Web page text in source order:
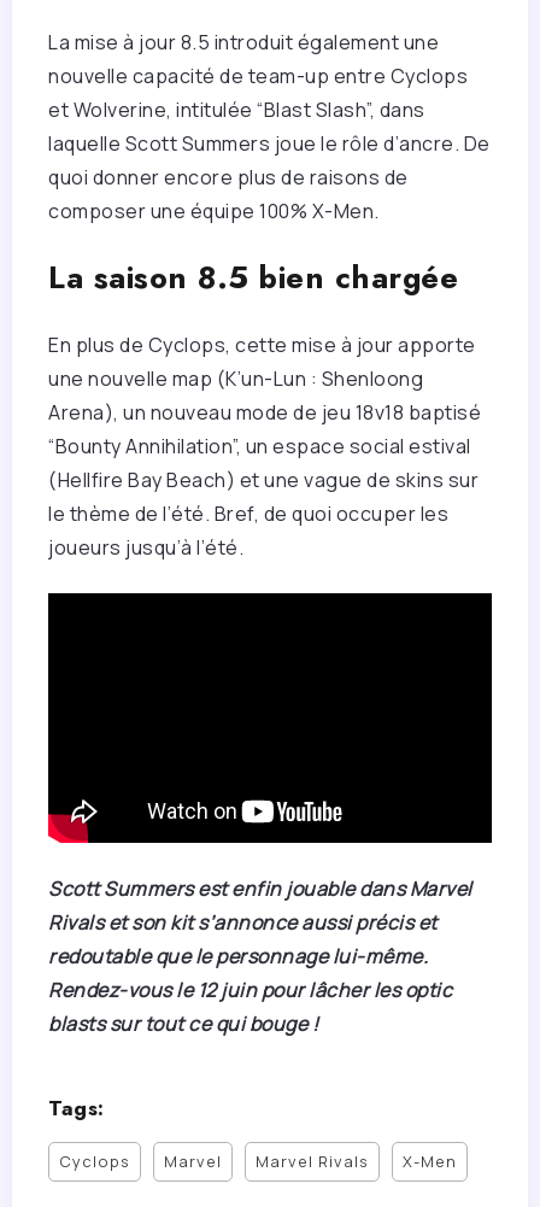
La mise à jour 8.5 introduit également une
nouvelle capacité de team-up entre Cyclops
et Wolverine, intitulée “Blast Slash”, dans
laquelle Scott Summers joue le rôle d’ancre. De
quoi donner encore plus de raisons de
composer une équipe 100% X-Men.
La saison 8.5 bien chargée
En plus de Cyclops, cette mise à jour apporte
une nouvelle map (K’un-Lun : Shenloong
Arena), un nouveau mode de jeu 18v18 baptisé
“Bounty Annihilation”, un espace social estival
(Hellfire Bay Beach) et une vague de skins sur
le thème de l’été. Bref, de quoi occuper les
joueurs jusqu’à l’été.
Scott Summers est enfin jouable dans Marvel
Rivals et son kit s’annonce aussi précis et
redoutable que le personnage lui-même.
Rendez-vous le 12 juin pour lâcher les optic
blasts sur tout ce qui bouge !
Tags:
Cyclops Marvel Marvel Rivals X-Men